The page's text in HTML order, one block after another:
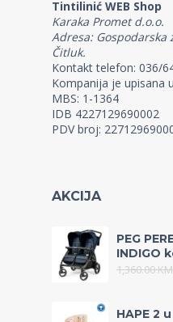
Tintilinić WEB Shop
Karaka Promet d.o.o.
Adresa: Gospodarska
Čitluk.
Kontakt telefon: 036/
Kompanija je upisana
MBS: 1-1364
IDB 4227129690002
PDV broj:
AKCIJA
PEG
INDIGO
1,360.00KM
HAPE 2